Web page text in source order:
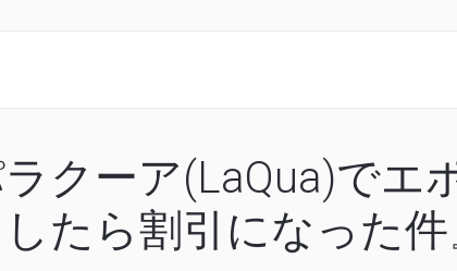
ラクーア(LaQua)でエ
たら割引になった件